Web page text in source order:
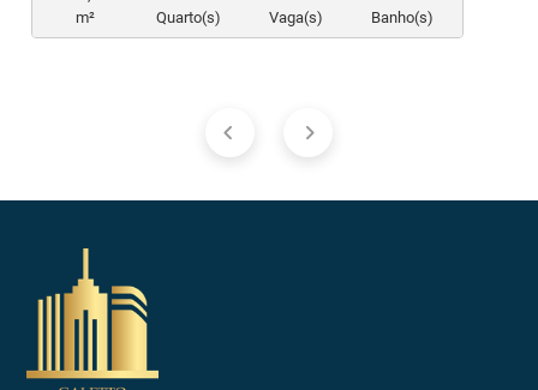
m²
Quarto(s)
Vaga(s)
Banho(s)